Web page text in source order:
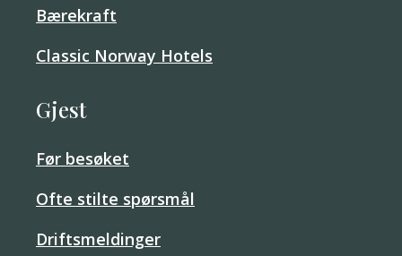
Bærekraft
Classic Norway Hotels
Gjest
Før besøket
Ofte stilte spørsmål
Driftsmeldinger